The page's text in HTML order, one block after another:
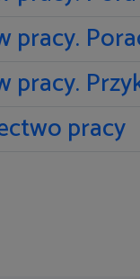
pracy.
pracy.
pracy